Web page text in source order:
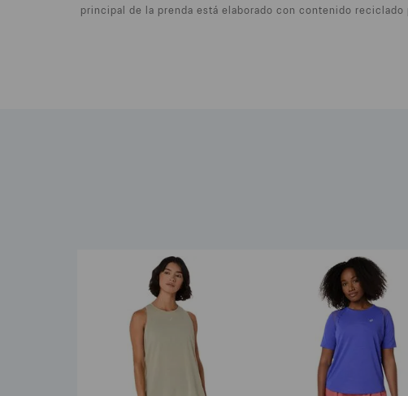
principal de la prenda está elaborado con contenido